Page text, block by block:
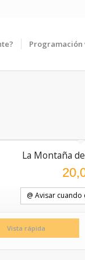
Programación
La Montaña
@ Avisar
Vista rápida